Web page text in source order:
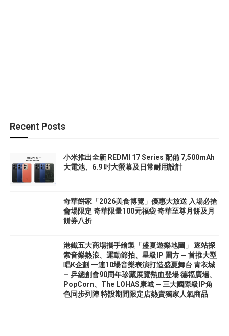
Recent Posts
小米推出全新 REDMI 17 Series 配備 7,500mAh
大電池、6.9 吋大螢幕及日常耐用設計
奇華餅家「2026美食博覽」優惠大放送 入場必搶
會場限定 奇華限量100元福袋 奇華至尊月餅及月
餅券八折
港鐵五大商場攜手繪製「盛夏遊樂地圖」 逐站探
索音樂熱浪、運動節拍、星級IP 圍方 — 首推大型
唱K企劃 一連10場音樂表演打造盛夏舞台 青衣城
— 乒總創會90周年珍藏展覽熱血登場 德福廣場、
PopCorn、The LOHAS康城 — 三大國際級IP角
色同步列陣 特設期間限定店熱賣獨家人氣商品